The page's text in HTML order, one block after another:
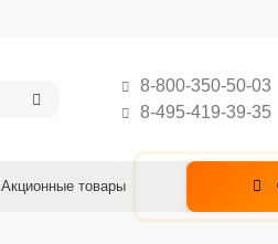
8-800-350-50-03
8-495-419-39-35
Акционные товары